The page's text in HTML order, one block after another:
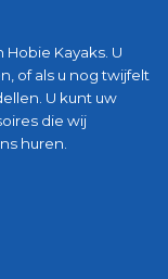
Kayaks. U
of als u nog twijfelt
U kunt uw
die wij
huren.